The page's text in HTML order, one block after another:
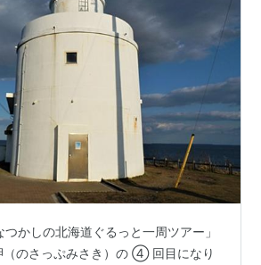
かしの北海道ぐるっと一周ツアー」
（のさっぷみさき）の ④ 回目になり